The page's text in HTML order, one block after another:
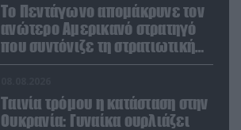
Το Πεντάγωνο απομάκρυνε τον
ανώτερο Αμερικανό στρατηγό
που συντόνιζε τη στρατιωτική
βοήθεια προς την Ουκρανία
Ταινία τρόμου η κατάσταση στην
Ουκρανία: Γυναίκα ουρλιάζει